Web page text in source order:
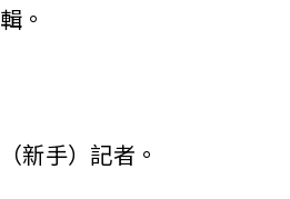
。
新手）記者。